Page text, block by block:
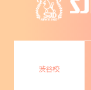
渋谷校